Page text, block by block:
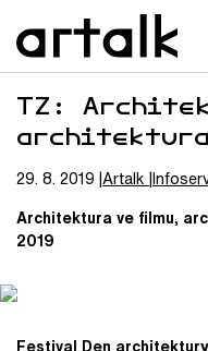
TZ:
29. 8. 2019 Artalk
Architektura ve filmu,
2019
Festival Den